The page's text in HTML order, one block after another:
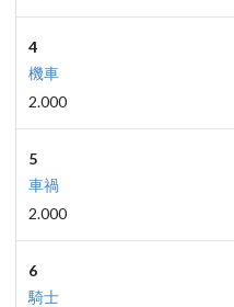
4
機車
2.000
5
車禍
2.000
6
騎士